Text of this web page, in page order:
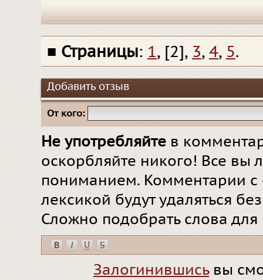
■ Страницы: 1, [2], 3, 4, 5.
Добавить отзыв
От кого:
Не употребляйте в
оскорбляйте никого! Все вы
пониманием. Комментарии
лексикой будут удаляться
Сложно подобрать слова
Залогинившисьвы